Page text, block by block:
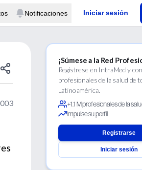
Notificaciones Iniciar sesión
¡Súmese a la Red
Regístrese en IntraMed y
profesionales de la salud de
Latinoamérica.
+1.1 M profesionales de la
Impulse su perfil
Registrarse
Iniciar sesión